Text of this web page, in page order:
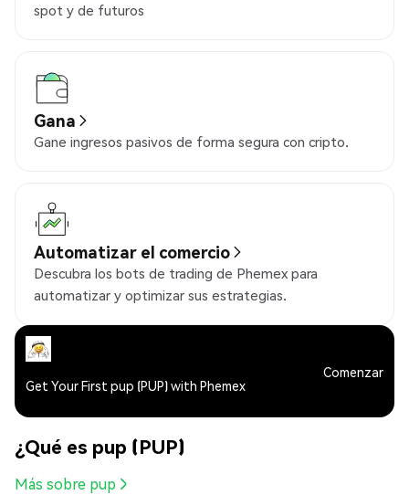
spot y de futuros
Gana
Gane ingresos pasivos de forma segura con cripto.
Automatizar el comercio
Descubra los bots de trading de Phemex para
automatizar y optimizar sus estrategias.
Get Your First pup (PUP) with Phemex
Comenzar
¿Qué es pup (PUP)
Más sobre pup